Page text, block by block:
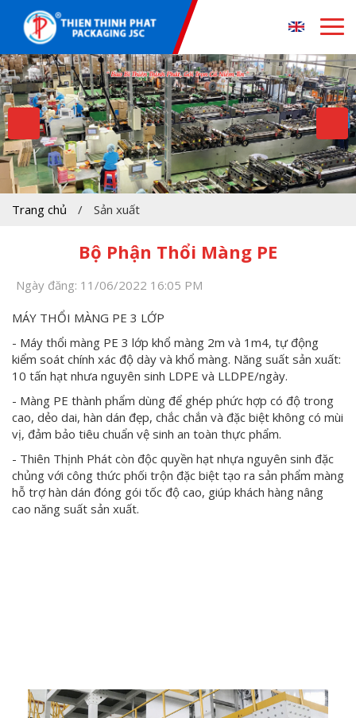
Trang chủ / Sản xuất
Bộ Phận Thổi Màng PE
Ngày đăng: 11/06/2022 16:05 PM
MÁY THỔI MÀNG PE 3 LỚP
- Máy thổi màng PE 3 lớp khổ màng 2m và 1m4, tự động
kiểm soát chính xác độ dày và khổ màng. Năng suất sản xuất:
10 tấn hạt nhưa nguyên sinh LDPE và LLDPE/ngày.
- Màng PE thành phẩm dùng để ghép phức hợp có độ trong
cao, dẻo dai, hàn dán đẹp, chắc chắn và đặc biệt không có mùi
vị, đảm bảo tiêu chuẩn vệ sinh an toàn thực phẩm.
- Thiên Thịnh Phát còn độc quyền hạt nhựa nguyên sinh đặc
chủng với công thức phối trộn đặc biệt tạo ra sản phẩm màng
hỗ trợ hàn dán đóng gói tốc độ cao, giúp khách hàng nâng
cao năng suất sản xuất.